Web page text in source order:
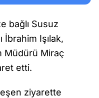
bağlı Susuz
İbrahim Işılak,
Müdürü Miraç
etti.
ziyarette